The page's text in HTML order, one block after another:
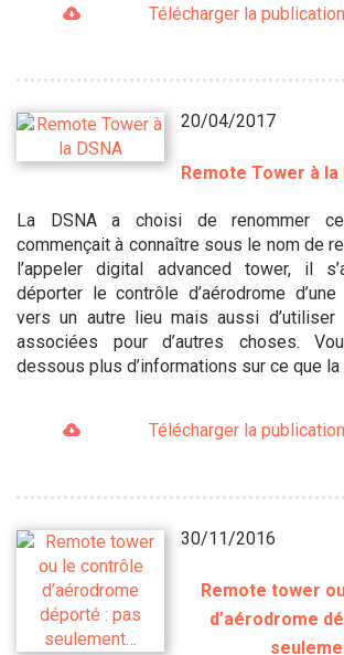
Télécharger la publication
20/04/2017
Remote Tower à la
La DSNA a choisi de renommer
commençait à connaître sous le nom de
l’appeler digital advanced tower, il
déporter le contrôle d’aérodrome
vers un autre lieu mais aussi d’utiliser
associées pour d’autres choses.
dessous plus d’informations sur ce que la
Télécharger la publication
30/11/2016
Remote tower
d’aérodrome